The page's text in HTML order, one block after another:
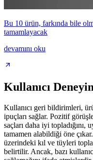
Bu 10 ürün, farkında bile
tamamlayacak
devamını oku
Kullanıcı
Kullanıcı geri bildirimleri,
ipuçları sağlar. Pozitif
saçları daha iyi
tamamen alabildiği öne çıkar.
üzerindeki kıl ve tüyleri
belirtilir. Ancak, bazı